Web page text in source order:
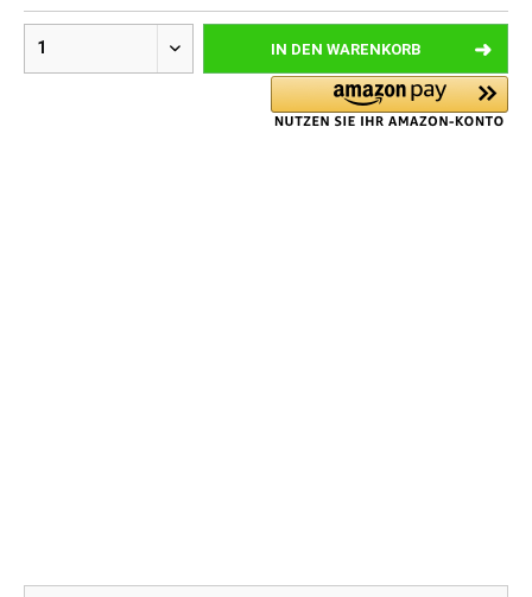
IN DEN WARENKORB